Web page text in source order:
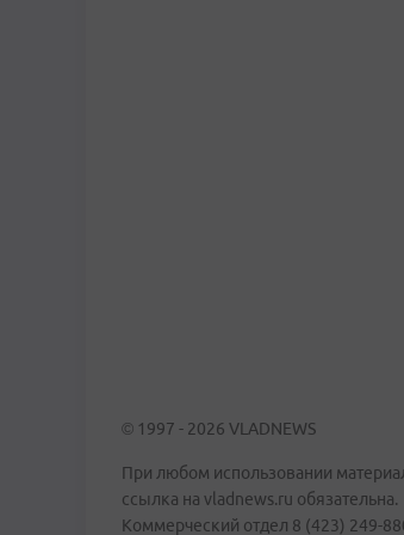
© 1997 - 2026 VLADNEWS
При любом использовании
ссылка на vladnews.ru обязательна.
Коммерческий отдел 8 (423) 249-